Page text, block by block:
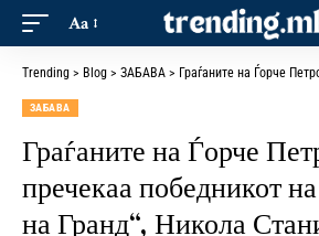
Aa
Trending > Blog > ЗАБАВА > Граѓаните на Ѓорче Петров го пречекаа
ЗАБАВА
Граѓаните на Ѓорче
пречекаа победникот
на Гранд“, Никола